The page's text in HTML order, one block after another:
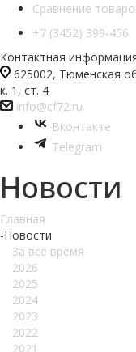
Сравнение
+7 (3452) 399-456
Контактная
625002, Тюменская
к. 1, ст. 4
info@cf72.ru
Вконтакте
Telegram
Новости
Главная
-Новости
За все время
2026
2025
2024
2023
2022
2021